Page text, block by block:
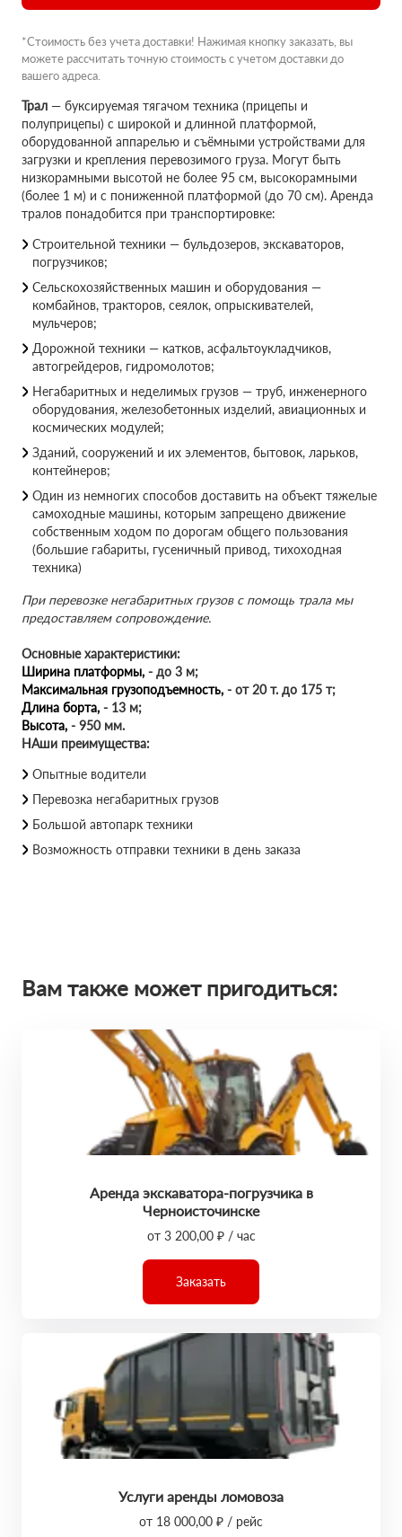
*Стоимость без учета доставки! Нажимая кнопку заказать, вы
можете рассчитать точную стоимость с учетом доставки до
вашего адреса.
Трал — буксируемая тягачом техника (прицепы и
полуприцепы) с широкой и длинной платформой,
оборудованной аппарелью и съёмными устройствами для
загрузки и крепления перевозимого груза. Могут быть
низкорамными высотой не более 95 см, высокорамными
(более 1 м) и с пониженной платформой (до 70 см). Аренда
тралов понадобится при транспортировке:
Строительной техники — бульдозеров, экскаваторов,
погрузчиков;
Сельскохозяйственных машин и оборудования —
комбайнов, тракторов, сеялок, опрыскивателей,
мульчеров;
Дорожной техники — катков, асфальтоукладчиков,
автогрейдеров, гидромолотов;
Негабаритных и неделимых грузов — труб, инженерного
оборудования, железобетонных изделий, авиационных и
космических модулей;
Зданий, сооружений и их элементов, бытовок, ларьков,
контейнеров;
Один из немногих способов доставить на объект тяжелые
самоходные машины, которым запрещено движение
собственным ходом по дорогам общего пользования
(большие габариты, гусеничный привод, тихоходная
техника)
При перевозке негабаритных грузов с помощь трала мы
предоставляем сопровождение.
Основные характеристики:
Ширина платформы, - до 3 м;
Максимальная грузоподъемность, - от 20 т. до 175 т;
Длина борта, - 13 м;
Высота, - 950 мм.
НАши преимущества:
Опытные водители
Перевозка негабаритных грузов
Большой автопарк техники
Возможность отправки техники в день заказа
Вам также может пригодиться:
Аренда экскаватора-погрузчика в
Черноисточинске
от 3 200,00 ₽ / час
Заказать
Услуги аренды ломовоза
от 18 000,00 ₽ / рейс